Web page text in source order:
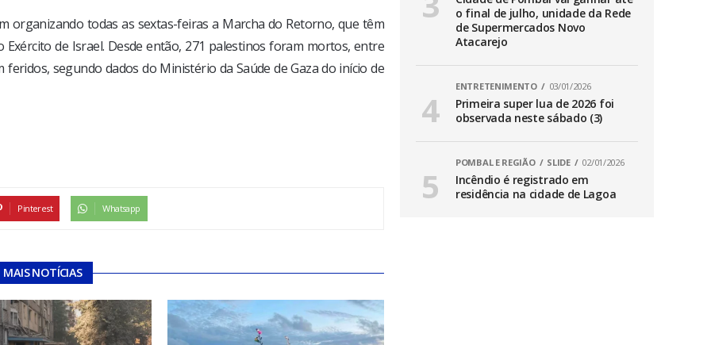
organizando todas as sextas-feiras a Marcha do Retorno, que têm
de Israel. Desde então, 271 palestinos foram mortos, entre
segundo dados do Ministério da Saúde de Gaza do início de
Pinterest Whatsapp
MAIS NOTÍCIAS
o final de julho, unidade da Rede
de Supermercados Novo
Atacarejo
ENTRETENIMENTO 03/01/2026
Primeira super lua de 2026 foi
observada neste sábado (3)
POMBAL E REGIÃO SLIDE 02/01/2026
Incêndio é registrado em
residência na cidade de Lagoa